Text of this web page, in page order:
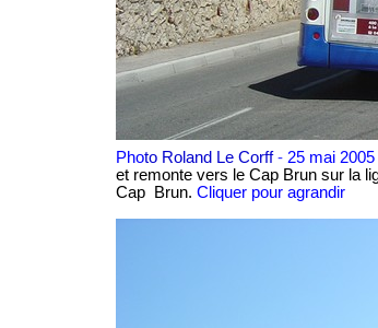
Photo Roland Le Corff- 25 mai 2005
et remonte vers le Cap Brun sur la
Cap Brun. Cliquer pour agrandir